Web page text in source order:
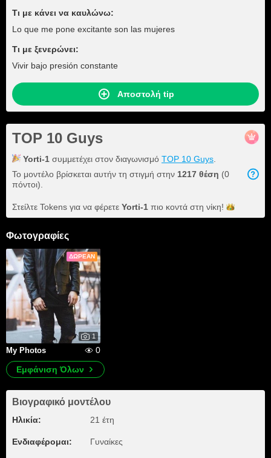
Τι με κάνει να καυλώνω:
Lo que me pone excitante son las mujeres
Τι με ξενερώνει:
Vivir bajo presión constante
Αποστολή tip
TOP 10 Guys
Yorti-1 συμμετέχει στον διαγωνισμό TOP 10 Guys
Το μοντέλο βρίσκεται αυτήν τη στιγμή στην 1217 θέση (0
πόντοι).
Στείλτε Tokens για να φέρετε Yorti-1 πιο κοντά στη νίκη!
Φωτογραφίες
ΔΩΡΕΆΝ
1
My Photos
0
Εμφάνιση Όλων
Βιογραφικό μοντέλου
Ηλικία: 21 έτη
Ενδιαφέρομαι: Γυναίκες